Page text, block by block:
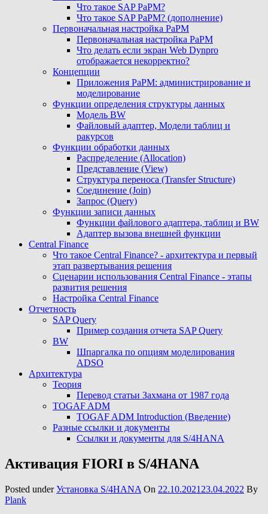
Что такое SAP PaPM?
Что такое SAP PaPM? (дополнение)
Первоначальная настройка PaPM
Первоначальная настройка PaPM
Что делать если экран Web Dynpro
отображается некорректно?
Концепции
Приложения PaPM: администрирование и
моделирование
Функции определения структуры данных
Модель BW
Файловый адаптер, Модели таблиц и
ракурсов
Функции обработки данных
Распределение (Allocation)
Представление (View)
Структура переноса (Transfer Structure)
Соединение (Join)
Запрос (Query)
Функции записи данных
Функции файлового адаптера, таблиц и BW
Адаптер вызова внешней функции
Central Finance
Что такое Central Finance? - архитектура и первый
этап развертывания решения
Сценарии использования Central Finance - этапы
развития решения
Настройка Central Finance
Отчетность
SAP Query
Пример создания отчета SAP Query
BW
Шпаргалка по опциям моделирования
ADSO
Архитектура
Теория
Перевод статьи Захмана от 1987 года
TOGAF ADM
TOGAF ADM Introduction (Введение)
Разные ссылки и документы
Ссылки и документы для S/4HANA
Активация FIORI в S/4HANA
Posted underУстановка S/4HANA On 22.10.2021 23.04.2022 By
Plank